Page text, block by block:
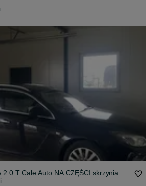
2.0 T Całe Auto NA CZĘŚCI skrzynia